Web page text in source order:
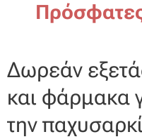
Δωρεάν
και φάρμακα
την